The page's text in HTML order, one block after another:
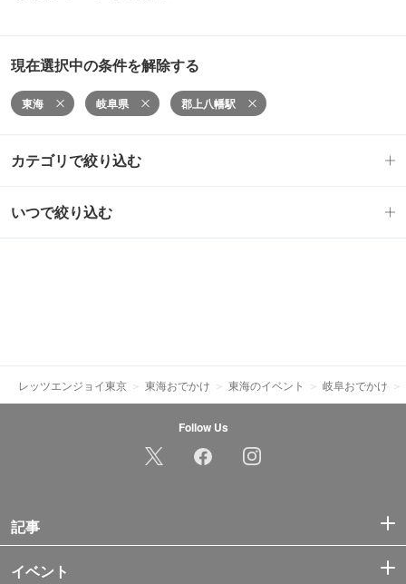
現在選択中の条件を解除する
東海 岐阜県 郡上八幡駅
カテゴリで絞り込む
いつで絞り込む
レッツエンジョイ東京 東海おでかけ 東海のイベント 岐阜おでかけ
Follow Us
記事
イベント